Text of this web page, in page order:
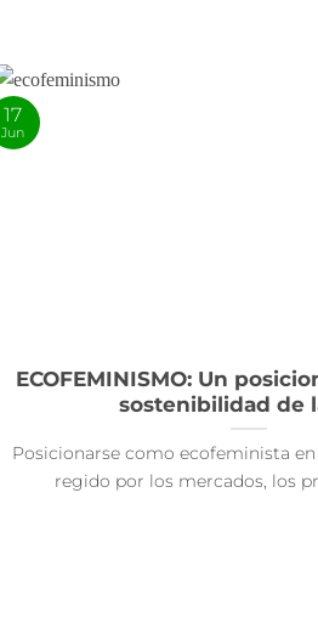
ECOFEMINISMO: Un
sostenibilidad de
Posicionarse como ecofeminista
regido por los mercados, los
17
Jun